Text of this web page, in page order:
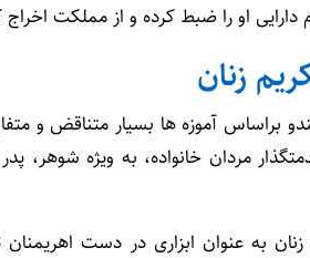
دارایی او را ضبط کرده و از مملکت
زنان
براساس آموزه ها بسیار متناقض و
مردان خانواده، به ویژه
به عنوان ابزاری در دست